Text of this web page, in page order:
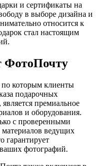
и сертификаты на
в выборе дизайна и
относится к
стал настоящим
ФотоПочту
которым клиенты
подарочных
премиальное
и оборудования.
с проверенными
ведущих
гарантирует
фотографий.